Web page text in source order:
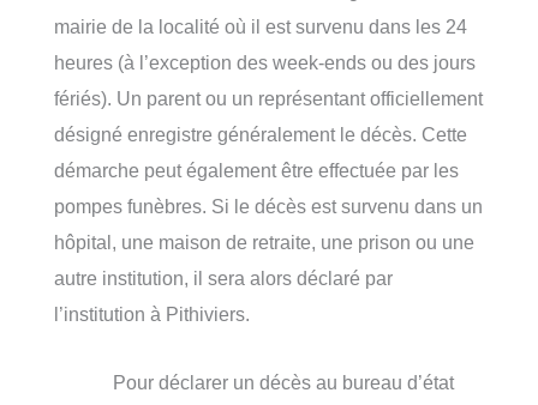
mairie de la localité où il est survenu dans les 24
heures (à l’exception des week-ends ou des jours
fériés). Un parent ou un représentant officiellement
désigné enregistre généralement le décès. Cette
démarche peut également être effectuée par les
pompes funèbres. Si le décès est survenu dans un
hôpital, une maison de retraite, une prison ou une
autre institution, il sera alors déclaré par
l’institution à Pithiviers.
Pour déclarer un décès au bureau d’état